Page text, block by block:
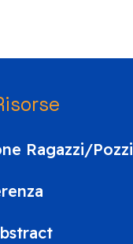
Ragazzi/Pozzi